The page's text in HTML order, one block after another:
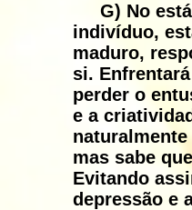
G) No
indivíduo,
maduro,
si.
perder o
e a
mas sabe
Evitando
depressão e